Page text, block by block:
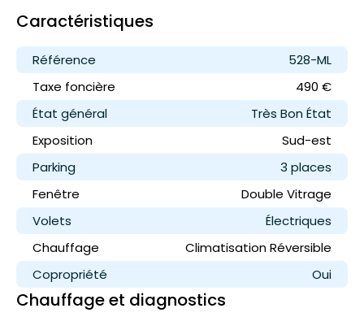
Caractéristiques
Référence
528-ML
Taxe foncière
490 €
État général
Très Bon État
Exposition
Sud-est
Parking
3 places
Fenêtre
Double Vitrage
Volets
Électriques
Chauffage
Climatisation Réversible
Copropriété
Oui
Chauffage et diagnostics